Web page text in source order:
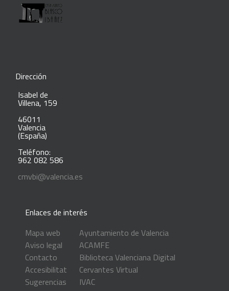
Dirección
Isabel de
Villena, 159
46011
Valencia
(España)
Teléfono:
962 082 586
cmvbi@valencia.es
Enlaces de interés
Mapa web
Aviso legal
Contacto
Accesibilitat
Sugerencias
Ayuntamiento de Valencia
ACAMFE
Biblioteca Valenciana Digital
Cervantes Virtual
IVAC